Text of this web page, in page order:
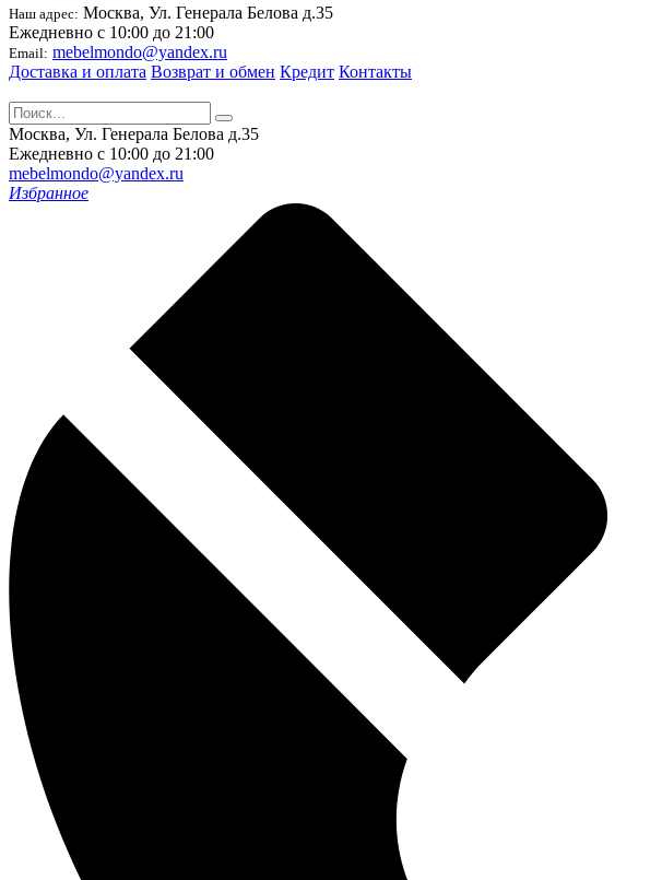
Наш адрес: Москва, Ул. Генерала Белова д.35
Ежедневно с 10:00 до 21:00
Email: mebelmondo@yandex.ru
Доставка и оплата Возврат и обмен Кредит Контакты
Москва, Ул. Генерала Белова д.35
Ежедневно с 10:00 до 21:00
mebelmondo@yandex.ru
Избранное